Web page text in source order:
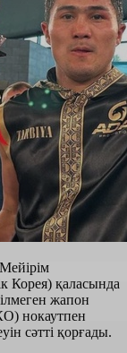
Корея) қаласында
жапон
нокаутпен
сәтті қорғады.